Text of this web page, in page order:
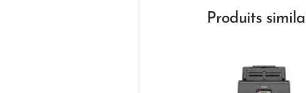
Produits